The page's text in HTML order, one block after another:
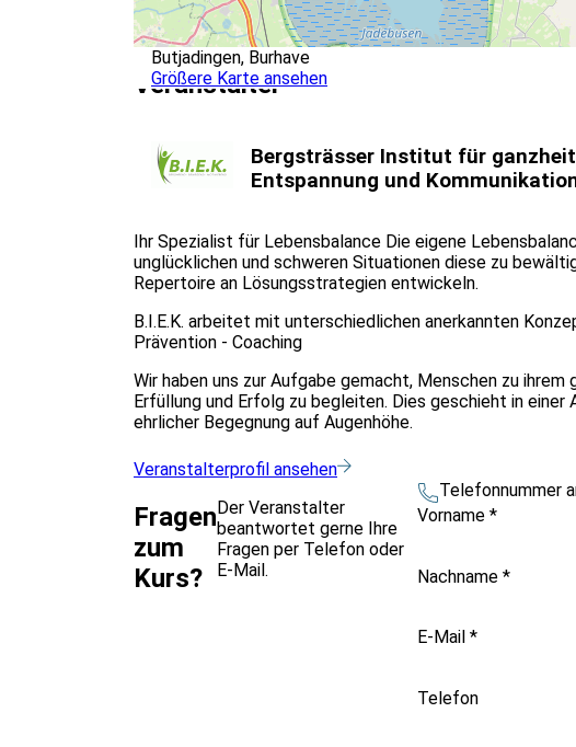
Butjadingen, Burhave
Größere Karte ansehen
Veranstalter
Bergsträsser Institut für
Entspannung und
Ihr Spezialist für Lebensbalance Die eigene
unglücklichen und schweren Situationen diese zu
Repertoire an Lösungsstrategien entwickeln.
B.I.E.K. arbeitet mit unterschiedlichen anerkannten
Prävention - Coaching
Wir haben uns zur Aufgabe gemacht, Menschen zu ihrem
Erfüllung und Erfolg zu begleiten. Dies geschieht in
ehrlicher Begegnung auf Augenhöhe.
Veranstalterprofil ansehen
Fragen
zum
Kurs?
Der Veranstalter
beantwortet gerne Ihre
Fragen per Telefon oder
E-Mail.
Telefonnummer
Vorname*
Nachname*
E-Mail*
Telefon